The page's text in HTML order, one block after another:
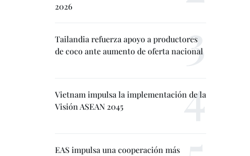
2026
Tailandia refuerza apoyo a productores
de coco ante aumento de oferta nacional
Vietnam impulsa la implementación de la
Visión ASEAN 2045
EAS impulsa una cooperación más